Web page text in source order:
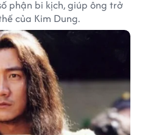
phận bi kịch, giúp ông trở
của Kim Dung.